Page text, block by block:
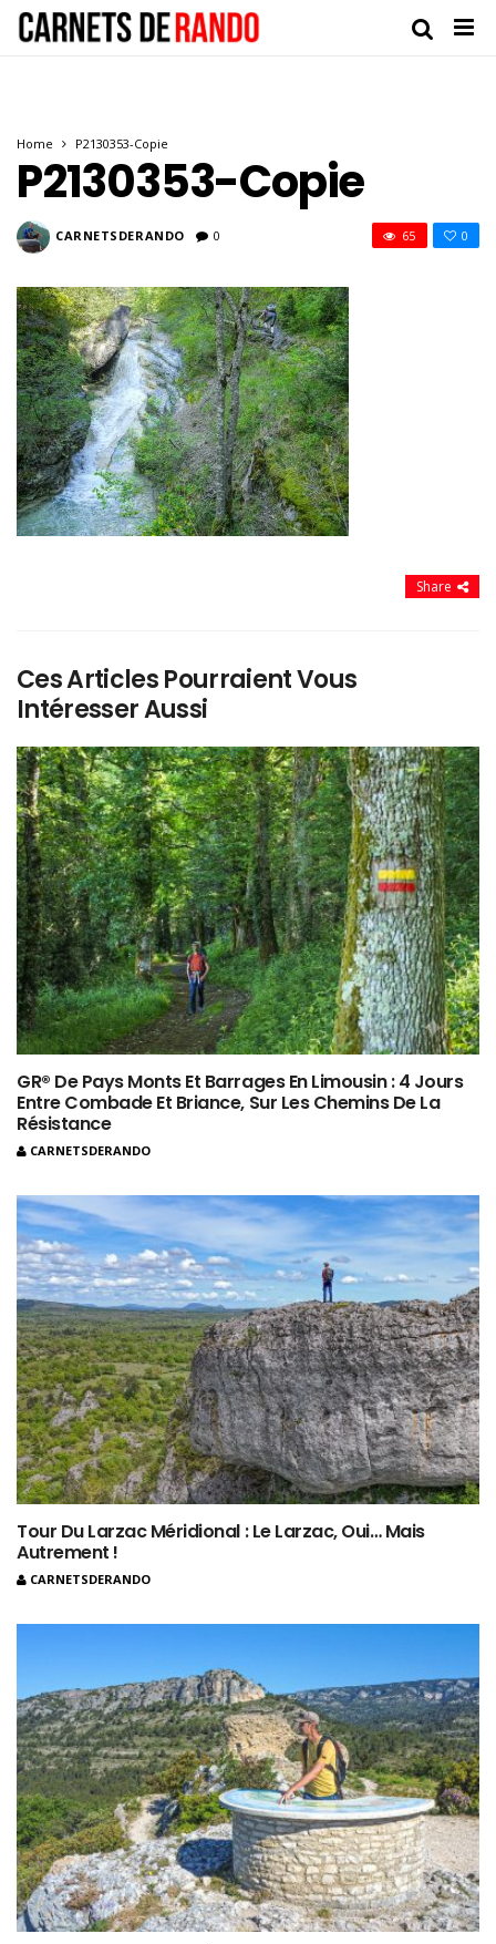
Home P2130353-Copie
P2130353-Copie
CARNETSDERANDO 0 0
65
Share
Ces Articles Pourraient Vous
Intéresser Aussi
GR® De Pays Monts Et Barrages En Limousin : 4 Jours
Entre Combade Et Briance, Sur Les Chemins De La
Résistance
CARNETSDERANDO
Tour Du Larzac Méridional : Le Larzac, Oui… Mais
Autrement !
CARNETSDERANDO